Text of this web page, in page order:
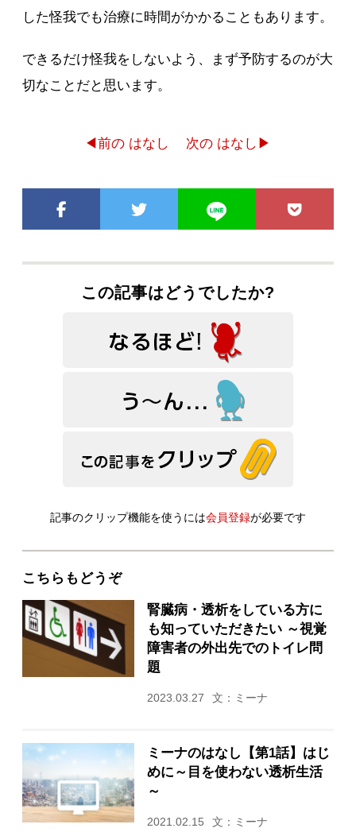
した怪我でも治療に時間がかかることもあります。
できるだけ怪我をしないよう、まず予防するのが大
切なことだと思います。
◀前の はなし 次の はなし▶
この記事はどうでしたか?
記事のクリップ機能を使うには会員登録が必要です
こちらもどうぞ
腎臓病・透析をしている方に
も知っていただきたい ～視覚
障害者の外出先でのトイレ問
題
2023.03.27 文：ミーナ
ミーナのはなし【第1話】はじ
めに～目を使わない透析生活
～
2021.02.15 文：ミーナ